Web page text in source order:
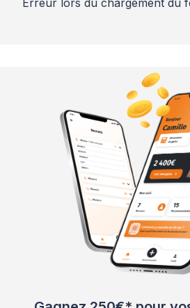
Erreur lors du chargement du